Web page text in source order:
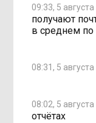
09:33, 5 августа
получают
в среднем по
08:31, 5 августа
08:02, 5 августа
отчётах